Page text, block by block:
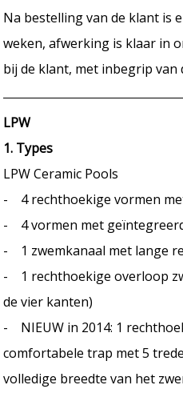
Na bestelling van de klant is
weken, afwerking is klaar in
bij de klant, met inbegrip van
LPW
1. Types
LPW Ceramic Pools
- 4 rechthoekige vormen
- 4 vormen met
- 1 zwemkanaal met lange
- 1 rechthoekige overloop
de vier kanten)
- NIEUW in 2014: 1
comfortabele trap met 5
volledige breedte van het